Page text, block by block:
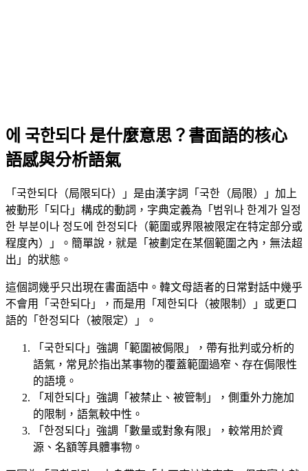
에 국한되다 是什麼意思？書面語的核心
語感與分析語氣
「국한되다（局限되다）」是由漢字詞「국한（局限）」加上
被動形「되다」構成的動詞，字典定義為「범위나 한계가 일정
한 부분이나 정도에 한정되다（範圍或界限被限定在特定部分或
程度內）」。簡單說，就是「被劃定在某個範圍之內，無法超
出」的狀態。
這個詞幾乎只出現在書面語中。韓文母語者的日常對話中幾乎
不會用「국한되다」，而是用「제한되다（被限制）」或更口
語的「한정되다（被限定）」。
「국한되다」強調「範圍被侷限」，帶有批判或分析的
語氣，常見於指出某事物的覆蓋範圍過窄、存在侷限性
的語境。
「제한되다」強調「被禁止、被管制」，側重外力施加
的限制，語氣較中性。
「한정되다」強調「數量或對象有限」，較常用於資
源、名額等具體事物。